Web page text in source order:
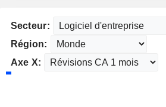
Secteur:
Région:
Axe X: